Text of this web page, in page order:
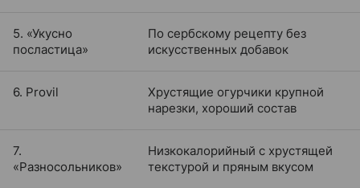
5. «Укусно
посластица»
По сербскому рецепту без
искусственных добавок
6. Provil
Хрустящие огурчики крупной
нарезки, хороший состав
7.
«Разносольников»
Низкокалорийный с хрустящей
текстурой и пряным вкусом